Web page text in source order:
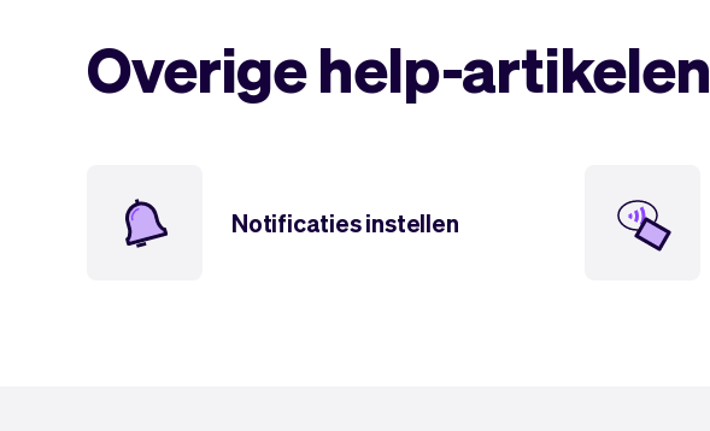
Overige help-artikelen
Notificaties instellen